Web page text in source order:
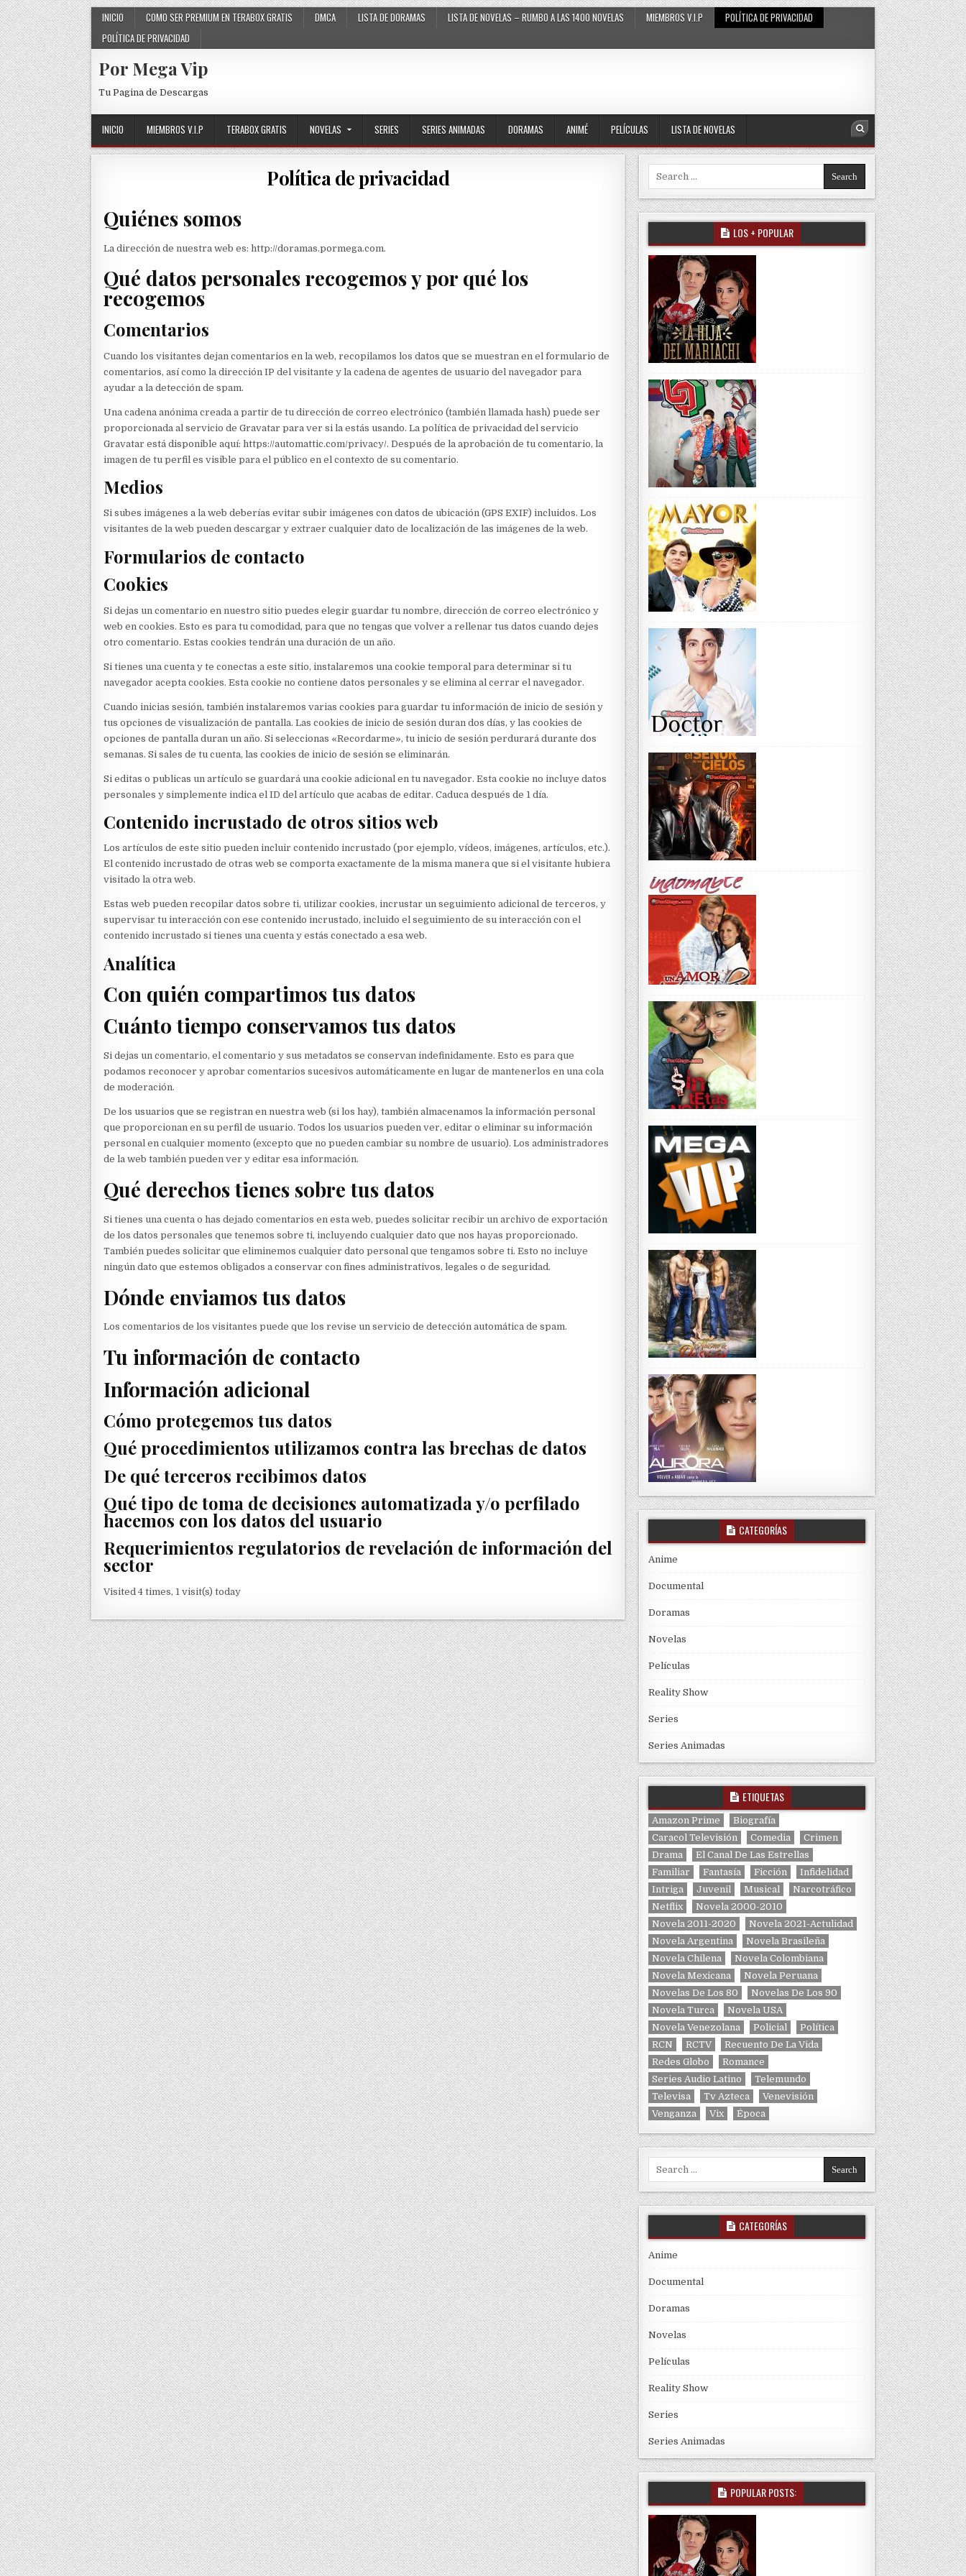
Skip to content INICIO COMO SER PREMIUM EN TERABOX GRATIS DMCA LISTA DE DORAMAS LISTA DE NOVELAS – RUMBO A LAS 1400 NOVELAS MIEMBROS V.I.P
POLÍTICA DE PRIVACIDAD
POLÍTICA DE PRIVACIDAD
Por Mega Vip
Tu Pagina de Descargas
INICIO MIEMBROS V.I.P TERABOX GRATIS NOVELAS SERIES SERIES ANIMADAS DORAMAS ANIMÉ PELÍCULAS LISTA DE NOVELAS Search
Política de privacidad
Quiénes somos
La dirección de nuestra web es: http://doramas.pormega.com.
Qué datos personales recogemos y por qué los
recogemos
Comentarios
Cuando los visitantes dejan comentarios en la web, recopilamos los datos que se muestran en el formulario de
comentarios, así como la dirección IP del visitante y la cadena de agentes de usuario del navegador para
ayudar a la detección de spam.
Una cadena anónima creada a partir de tu dirección de correo electrónico (también llamada hash) puede ser
proporcionada al servicio de Gravatar para ver si la estás usando. La política de privacidad del servicio
Gravatar está disponible aquí: https://automattic.com/privacy/. Después de la aprobación de tu comentario, la
imagen de tu perfil es visible para el público en el contexto de su comentario.
Medios
Si subes imágenes a la web deberías evitar subir imágenes con datos de ubicación (GPS EXIF) incluidos. Los
visitantes de la web pueden descargar y extraer cualquier dato de localización de las imágenes de la web.
Formularios de contacto
Cookies
Si dejas un comentario en nuestro sitio puedes elegir guardar tu nombre, dirección de correo electrónico y
web en cookies. Esto es para tu comodidad, para que no tengas que volver a rellenar tus datos cuando dejes
otro comentario. Estas cookies tendrán una duración de un año.
Si tienes una cuenta y te conectas a este sitio, instalaremos una cookie temporal para determinar si tu
navegador acepta cookies. Esta cookie no contiene datos personales y se elimina al cerrar el navegador.
Cuando inicias sesión, también instalaremos varias cookies para guardar tu información de inicio de sesión y
tus opciones de visualización de pantalla. Las cookies de inicio de sesión duran dos días, y las cookies de
opciones de pantalla duran un año. Si seleccionas «Recordarme», tu inicio de sesión perdurará durante dos
semanas. Si sales de tu cuenta, las cookies de inicio de sesión se eliminarán.
Si editas o publicas un artículo se guardará una cookie adicional en tu navegador. Esta cookie no incluye datos
personales y simplemente indica el ID del artículo que acabas de editar. Caduca después de 1 día.
Contenido incrustado de otros sitios web
Los artículos de este sitio pueden incluir contenido incrustado (por ejemplo, vídeos, imágenes, artículos, etc.).
El contenido incrustado de otras web se comporta exactamente de la misma manera que si el visitante hubiera
visitado la otra web.
Estas web pueden recopilar datos sobre ti, utilizar cookies, incrustar un seguimiento adicional de terceros, y
supervisar tu interacción con ese contenido incrustado, incluido el seguimiento de su interacción con el
contenido incrustado si tienes una cuenta y estás conectado a esa web.
Analítica
Con quién compartimos tus datos
Cuánto tiempo conservamos tus datos
Si dejas un comentario, el comentario y sus metadatos se conservan indefinidamente. Esto es para que
podamos reconocer y aprobar comentarios sucesivos automáticamente en lugar de mantenerlos en una cola
de moderación.
De los usuarios que se registran en nuestra web (si los hay), también almacenamos la información personal
que proporcionan en su perfil de usuario. Todos los usuarios pueden ver, editar o eliminar su información
personal en cualquier momento (excepto que no pueden cambiar su nombre de usuario). Los administradores
de la web también pueden ver y editar esa información.
Qué derechos tienes sobre tus datos
Si tienes una cuenta o has dejado comentarios en esta web, puedes solicitar recibir un archivo de exportación
de los datos personales que tenemos sobre ti, incluyendo cualquier dato que nos hayas proporcionado.
También puedes solicitar que eliminemos cualquier dato personal que tengamos sobre ti. Esto no incluye
ningún dato que estemos obligados a conservar con fines administrativos, legales o de seguridad.
Dónde enviamos tus datos
Los comentarios de los visitantes puede que los revise un servicio de detección automática de spam.
Tu información de contacto
Información adicional
Cómo protegemos tus datos
Qué procedimientos utilizamos contra las brechas de datos
De qué terceros recibimos datos
Qué tipo de toma de decisiones automatizada y/o perfilado
hacemos con los datos del usuario
Requerimientos regulatorios de revelación de información del
sector
Visited 4 times, 1 visit(s) today
Search for:
LOS + POPULAR
CATEGORÍAS
Anime
Documental
Doramas
Novelas
Películas
Reality Show
Series
Series Animadas
ETIQUETAS
Amazon Prime
Biografía
Caracol Televisión
Comedia
Crimen
Drama
El Canal De Las Estrellas
Familiar
Fantasía Ficción
Infidelidad
Intriga
Juvenil Musical
Narcotráfico
Netflix
Novela 2000-2010
Novela 2011-2020
Novela 2021-Actulidad
Novela Argentina
Novela Brasileña
Novela Chilena
Novela Colombiana
Novela Mexicana
Novela Peruana
Novelas De Los 80
Novelas De Los 90
Novela Turca
Novela USA
Novela Venezolana
Policial
Política
RCN
RCTV
Recuento De La Vida
Redes Globo
Romance
Series Audio Latino
Telemundo
Televisa
Tv Azteca
Venevisión
Venganza
Vix Época
Search for:
CATEGORÍAS
Anime
Documental
Doramas
Novelas
Películas
Reality Show
Series
Series Animadas
POPULAR POSTS: